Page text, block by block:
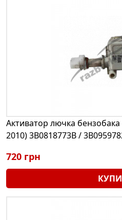
Активатор лючка
2010) 3B0818773B /
720 грн